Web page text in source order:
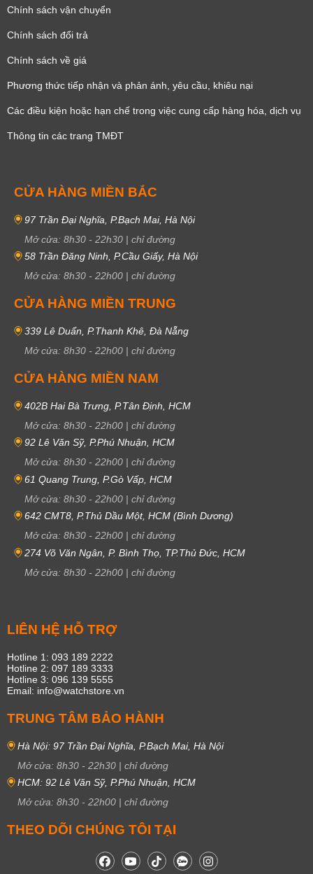
Chính sách vận chuyển
Chính sách đổi trả
Chính sách về giá
Phương thức tiếp nhận và phản ánh, yêu cầu, khiêu nại
Các điều kiện hoặc hạn chế trong việc cung cấp hàng hóa, dịch vụ
Thông tin các trang TMĐT
CỬA HÀNG MIỀN BẮC
97 Trần Đại Nghĩa, P.Bạch Mai, Hà Nội
Mở cửa: 8h30 - 22h30 | chỉ đường
58 Trần Đăng Ninh, P.Cầu Giấy, Hà Nội
Mở cửa: 8h30 - 22h00 | chỉ đường
CỬA HÀNG MIỀN TRUNG
339 Lê Duẩn, P.Thanh Khê, Đà Nẵng
Mở cửa: 8h30 - 22h00 | chỉ đường
CỬA HÀNG MIỀN NAM
402B Hai Bà Trưng, P.Tân Định, HCM
Mở cửa: 8h30 - 22h00 | chỉ đường
92 Lê Văn Sỹ, P.Phú Nhuận, HCM
Mở cửa: 8h30 - 22h00 | chỉ đường
61 Quang Trung, P.Gò Vấp, HCM
Mở cửa: 8h30 - 22h00 | chỉ đường
642 CMT8, P.Thủ Dầu Một, HCM (Bình Dương)
Mở cửa: 8h30 - 22h00 | chỉ đường
274 Võ Văn Ngân, P. Bình Thọ, TP.Thủ Đức, HCM
Mở cửa: 8h30 - 22h00 | chỉ đường
LIÊN HỆ HỖ TRỢ
Hotline 1: 093 189 2222
Hotline 2: 097 189 3333
Hotline 3: 096 139 5555
Email: info@watchstore.vn
TRUNG TÂM BẢO HÀNH
Hà Nội: 97 Trần Đại Nghĩa, P.Bạch Mai, Hà Nội
Mở cửa: 8h30 - 22h30 | chỉ đường
HCM: 92 Lê Văn Sỹ, P.Phú Nhuận, HCM
Mở cửa: 8h30 - 22h00 | chỉ đường
THEO DÕI CHÚNG TÔI TẠI